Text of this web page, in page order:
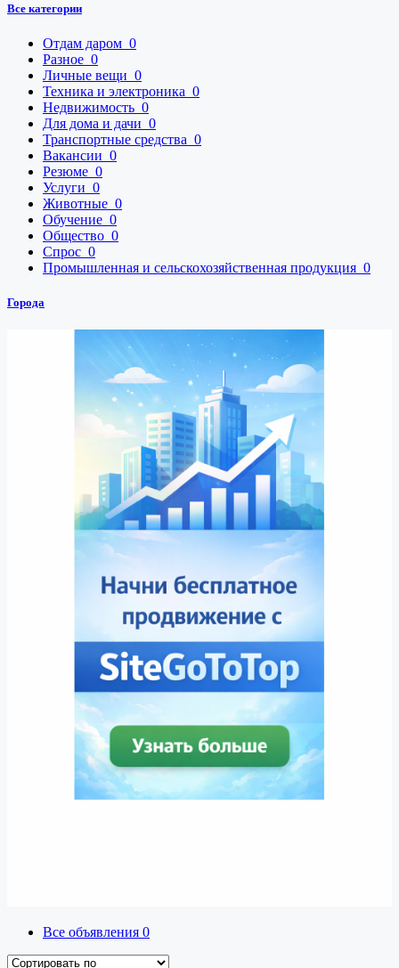
Все категории
Отдам даром 0
Разное 0
Личные вещи 0
Техника и электроника 0
Недвижимость 0
Для дома и дачи 0
Транспортные средства 0
Вакансии 0
Резюме 0
Услуги 0
Животные 0
Обучение 0
Общество 0
Спрос 0
Промышленная и сельскохозяйственная продукция 0
Города
Все объявления 0